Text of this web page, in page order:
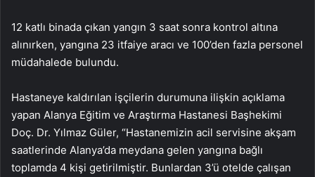
12 katlı binada çıkan yangın 3 saat sonra kontrol altına
alınırken, yangına 23 itfaiye aracı ve 100’den fazla personel
müdahalede bulundu.
Hastaneye kaldırılan işçilerin durumuna ilişkin açıklama
yapan Alanya Eğitim ve Araştırma Hastanesi Başhekimi
Doç. Dr. Yılmaz Güler, “Hastanemizin acil servisine akşam
saatlerinde Alanya’da meydana gelen yangına bağlı
toplamda 4 kişi getirilmiştir. Bunlardan 3’ü otelde çalışan